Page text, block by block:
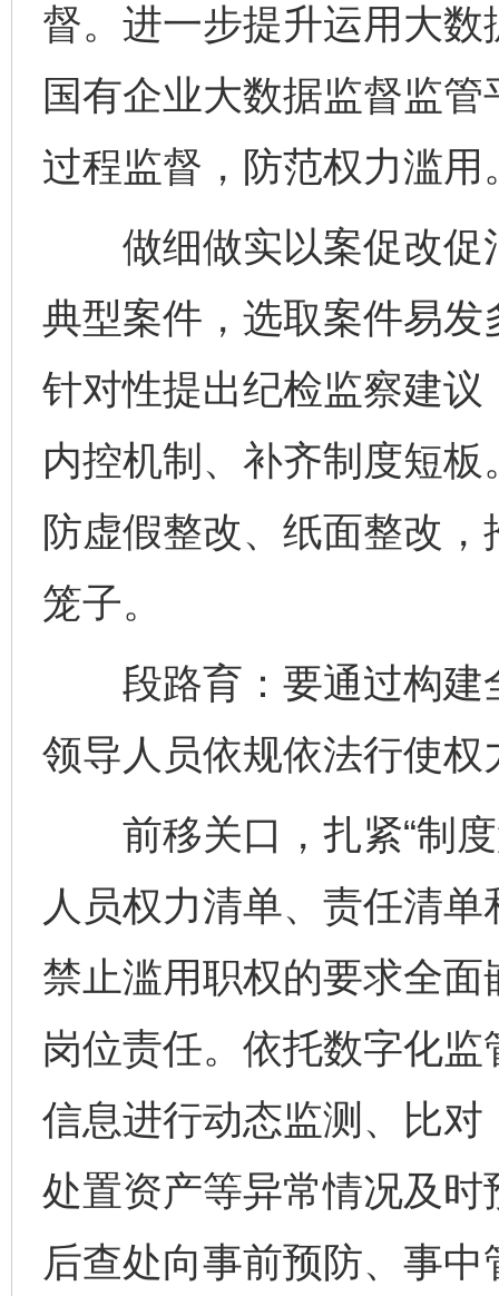
督。进一步提升运用大
国有企业大数据监督监
过程监督，防范权力滥用
做细做实以案促改促
典型案件，选取案件易
针对性提出纪检监察建
内控机制、补齐制度短板
防虚假整改、纸面整改
笼子。
段路育：要通过构建
领导人员依规依法行使权
前移关口，扎紧“制度
人员权力清单、责任清
禁止滥用职权的要求全
岗位责任。依托数字化
信息进行动态监测、比
处置资产等异常情况及
后查处向事前预防、事中